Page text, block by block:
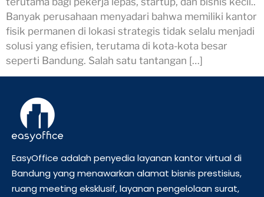
Banyak perusahaan menyadari bahwa memiliki kantor
fisik permanen di lokasi strategis tidak selalu menjadi
solusi yang efisien, terutama di kota-kota besar
seperti Bandung. Salah satu tantangan […]
EasyOffice adalah penyedia layanan kantor virtual di
Bandung yang menawarkan alamat bisnis prestisius,
ruang meeting eksklusif, layanan pengelolaan surat,